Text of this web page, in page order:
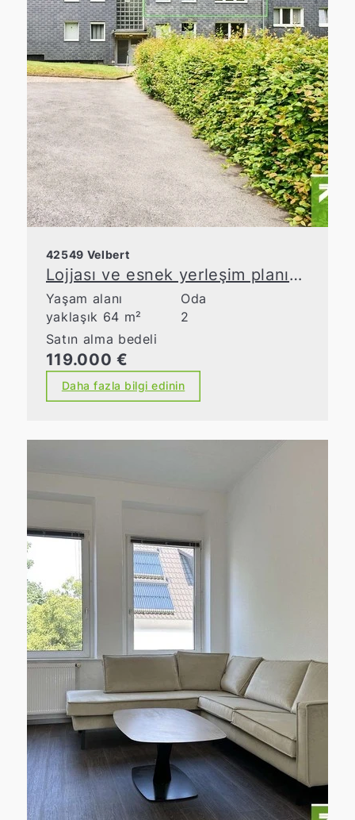
42549 Velbert
Lojjası ve esnek yerleşim planına sahip bakımlı apartman dairesi
Yaşam alanı
yaklaşık 64 m²
Oda
2
Satın alma bedeli
119.000 €
Daha fazla bilgi edinin